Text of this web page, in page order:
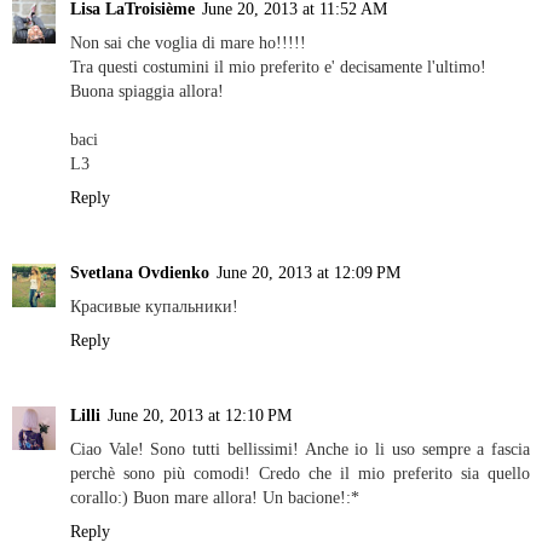
Lisa LaTroisième June 20, 2013 at 11:52 AM
Non sai che voglia di mare ho!!!!!
Tra questi costumini il mio preferito e' decisamente l'ultimo!
Buona spiaggia allora!
baci
L3
Reply
Svetlana Ovdienko June 20, 2013 at 12:09 PM
Красивые купальники!
Reply
Lilli June 20, 2013 at 12:10 PM
Ciao Vale! Sono tutti bellissimi! Anche io li uso sempre a fascia
perchè sono più comodi! Credo che il mio preferito sia quello
corallo:) Buon mare allora! Un bacione!:*
Reply